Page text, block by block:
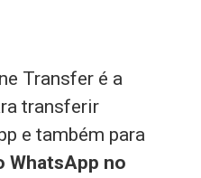
Transfer é a
transferir
e também para
WhatsApp no